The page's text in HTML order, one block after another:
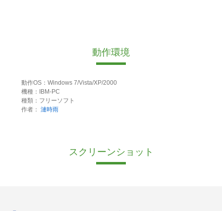
動作環境
動作OS：Windows 7/Vista/XP/2000
機種：IBM-PC
種類：フリーソフト
作者： 漣時雨
スクリーンショット